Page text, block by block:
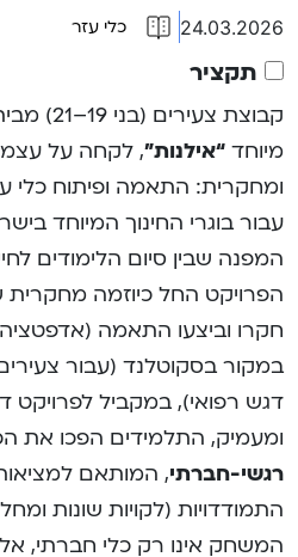
24.03.2026 כלי עזר
תקציר
קבוצת
מיוחד “אילנות”, לקחה על
ומחקרית: התאמה ופיתוח כלי
עבור בוגרי החינוך המיוחד
המפנה שבין סיום הלימודים
הפרויקט החל כיוזמה
חקרו וביצעו התאמה
במקור בסקוטלנד (עבור
דגש רפואי), במקביל לפרויקט
ומעמיק, התלמידים הפכו את
רגשי-חברתי, המותאם
התמודדויות (לקויות שונות
המשחק אינו רק כלי חברתי,